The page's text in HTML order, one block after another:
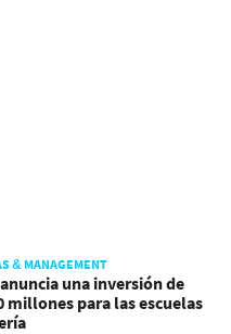
& MANAGEMENT
una inversión de
millones para las escuelas